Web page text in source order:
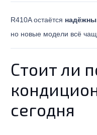
R410A остаётся
но новые модели всё
Стоит ли
сегодня